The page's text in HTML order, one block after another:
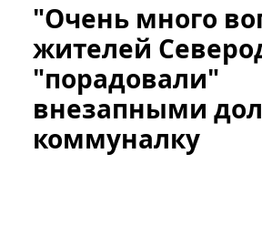
"Очень много
жителей
"порадовали"
внезапными
коммуналку